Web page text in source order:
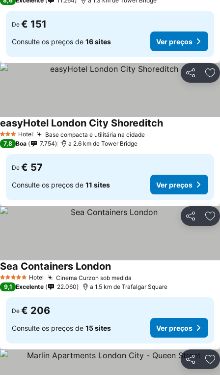
De € 151
Consulte os preços de 16 sites Ver preços
Partilhar
3 EstrelasHotel Base compacta e utilitária na cidadeVer preços
easyHotel London City ShoreditchVer preços
7,8 Boa 7.754 a 2.6 km de Tower Bridge
De € 57
Consulte os preços de 11 sites Ver preços
Partilhar
5 Estrelas Hotel Cinema Curzon sob medida
Sea Containers LondonVer preços
9,1 Excelente 22.060 a 1.5 km de Trafalgar Square
De € 206
Consulte os preços de 15 sites Ver preços
Partilhar